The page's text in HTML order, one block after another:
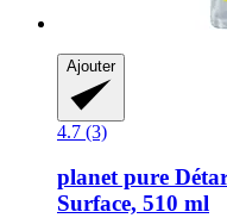
Ajouter
4.7 (3)
planet pure
Surface, 510 ml